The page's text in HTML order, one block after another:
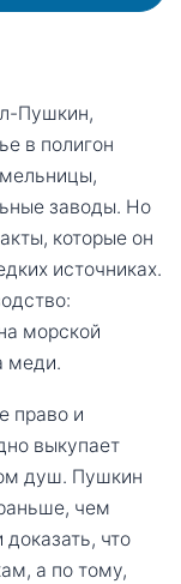
Пушкин,
в полигон
заводы. Но
которые он
источниках.
морской
меди.
право и
выкупает
душ. Пушкин
чем
что
а по тому,